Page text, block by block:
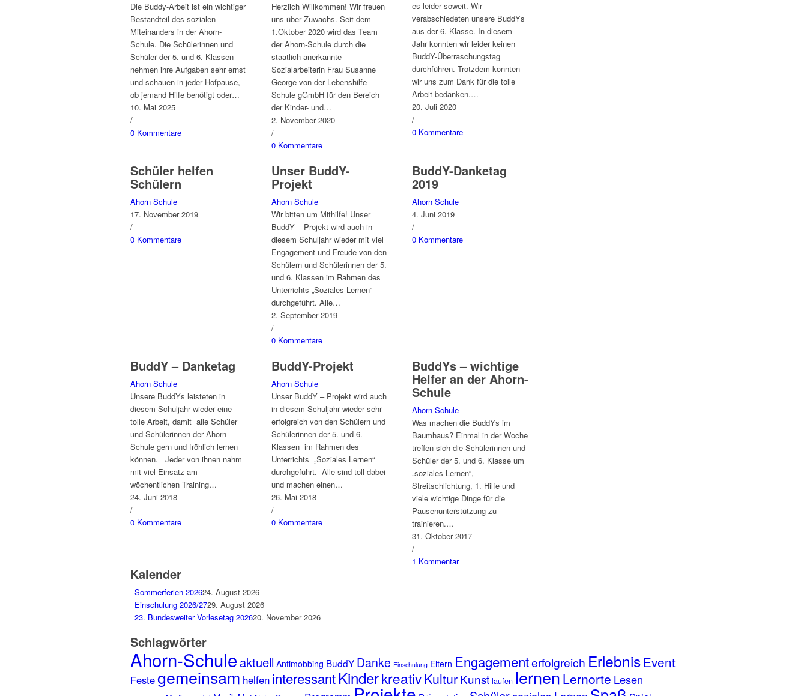
Die Buddy-Arbeit ist ein wichtiger
Bestandteil des sozialen
Miteinanders in der Ahorn-
Schule. Die Schülerinnen und
Schüler der 5. und 6. Klassen
nehmen ihre Aufgaben sehr ernst
und schauen in jeder Hofpause,
ob jemand Hilfe benötigt oder…
10. Mai 2025
/
0 Kommentare
Herzlich Willkommen! Wir freuen
uns über Zuwachs. Seit dem
1.Oktober 2020 wird das Team
der Ahorn-Schule durch die
staatlich anerkannte
Sozialarbeiterin Frau Susanne
George von der Lebenshilfe
Schule gGmbH für den Bereich
der Kinder- und…
2. November 2020
/
0 Kommentare
es leider soweit. Wir
verabschiedeten unsere BuddYs
aus der 6. Klasse. In diesem
Jahr konnten wir leider keinen
BuddY-Überraschungstag
durchführen. Trotzdem konnten
wir uns zum Dank für die tolle
Arbeit bedanken.…
20. Juli 2020
/
0 Kommentare
Schüler helfen
Schülern
Ahorn Schule
17. November 2019
/
0 Kommentare
Unser BuddY-
Projekt
Ahorn Schule
Wir bitten um Mithilfe! Unser
BuddY – Projekt wird auch in
diesem Schuljahr wieder mit viel
Engagement und Freude von den
Schülern und Schülerinnen der 5.
und 6. Klassen im Rahmen des
Unterrichts „Soziales Lernen“
durchgeführt. Alle…
2. September 2019
/
0 Kommentare
BuddY-Danketag
2019
Ahorn Schule
4. Juni 2019
/
0 Kommentare
BuddY – Danketag
Ahorn Schule
Unsere BuddYs leisteten in
diesem Schuljahr wieder eine
tolle Arbeit, damit alle Schüler
und Schülerinnen der Ahorn-
Schule gern und fröhlich lernen
können. Jeder von ihnen nahm
mit viel Einsatz am
wöchentlichen Training…
24. Juni 2018
/
0 Kommentare
BuddY-Projekt
Ahorn Schule
Unser BuddY – Projekt wird auch
in diesem Schuljahr wieder sehr
erfolgreich von den Schülern und
Schülerinnen der 5. und 6.
Klassen im Rahmen des
Unterrichts „Soziales Lernen“
durchgeführt. Alle sind toll dabei
und machen einen…
26. Mai 2018
/
0 Kommentare
BuddYs – wichtige
Helfer an der Ahorn-
Schule
Ahorn Schule
Was machen die BuddYs im
Baumhaus? Einmal in der Woche
treffen sich die Schülerinnen und
Schüler der 5. und 6. Klasse um
„soziales Lernen“,
Streitschlichtung, 1. Hilfe und
viele wichtige Dinge für die
Pausenunterstützung zu
trainieren.…
31. Oktober 2017
/
1 Kommentar
Kalender
Sommerferien 202624. August 2026
Einschulung 2026/2729. August 2026
23. Bundesweiter Vorlesetag 202620. November 2026
Schlagwörter
Ahorn-Schule aktuell Antimobbing BuddY Danke Einschulung Eltern Engagementerfolgreich ErlebnisEvent
Festegemeinsam helfen interessantKinderkreativKulturKunst laufen lernen Lernorte Lesen